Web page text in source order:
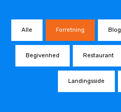
Alle Forretning Blog
Begivenhed Restaurant
Landingsside